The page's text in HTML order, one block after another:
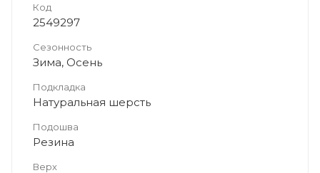
Код
2549297
Сезонность
Зима, Осень
Подкладка
Натуральная шерсть
Подошва
Резина
Верх